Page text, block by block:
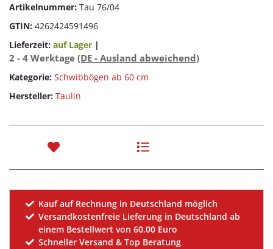
Artikelnummer: Tau 76/04
GTIN: 4262424591496
Lieferzeit: auf Lager |
2 - 4 Werktage (DE - Ausland abweichend)
Kategorie: Schwibbögen ab 60 cm
Hersteller: Taulin
Kauf auf Rechnung in Deutschland möglich
Versandkostenfreie Lieferung in Deutschland ab
einem Bestellwert von 60,00 Euro
Schneller Versand & Top Beratung